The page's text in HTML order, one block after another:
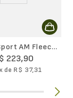
AM Fleece
223,90
deR$ 37,31